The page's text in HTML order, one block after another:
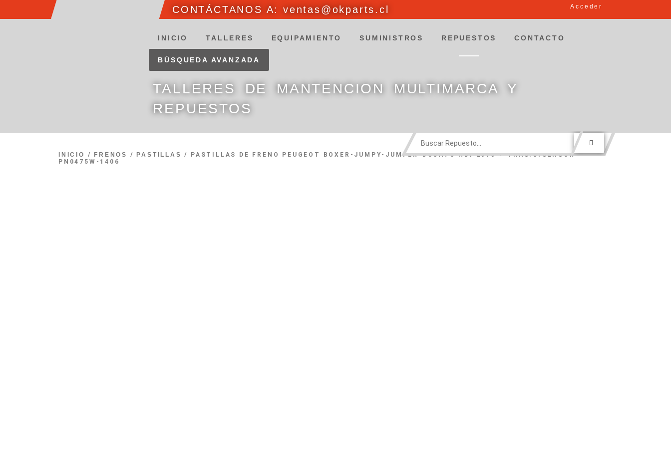
CONTÁCTANOS A: ventas@okparts.cl Acceder
INICIO TALLERES EQUIPAMIENTO SUMINISTROS REPUESTOS CONTACTO
BÚSQUEDA AVANZADA
TALLERES DE MANTENCION MULTIMARCA Y
REPUESTOS
INICIO / FRENOS / PASTILLAS / PASTILLAS DE FRENO PEUGEOT BOXER-JUMPY-JUMPER-DUCATO HDI 2015-> TRAS.C/SENSOR
PN0475W-1406